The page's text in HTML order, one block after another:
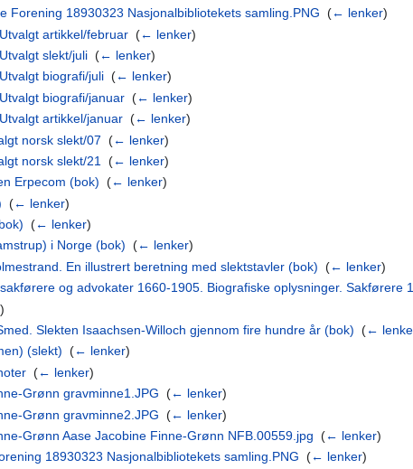
Forening 18930323 Nasjonalbibliotekets samling.PNG (← lenker)
artikkel/februar‎ (← lenker)
slekt/juli‎ (← lenker)
biografi/juli‎ (← lenker)
biografi/januar‎ (← lenker)
artikkel/januar‎ (← lenker)
norsk slekt/07 (← lenker)
norsk slekt/21
(← lenker)
Erpecom (bok) ‎(← lenker)
‎(← lenker)
‎(← lenker)
i Norge (bok) ‎(← lenker)
En illustrert beretning med slektstavler (bok) ‎(← lenker)
og advokater 1660-1905. Biografiske oplysninger. Sakførere
)
Slekten Isaachsen-Willoch gjennom fire hundre år (bok) ‎(←
(slekt) ‎(← lenker)
‎(← lenker)
Grønn gravminne1.JPG ‎(← lenker)
Grønn gravminne2.JPG ‎(← lenker)
Grønn Aase Jacobine Finne-Grønn NFB.00559.jpg ‎(← lenker)
18930323 Nasjonalbibliotekets samling.PNG ‎(← lenker)